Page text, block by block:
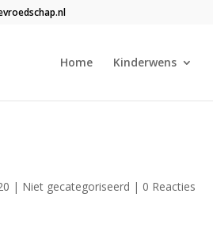
Home Kinderwens
| Niet gecategoriseerd | 0 Reacties